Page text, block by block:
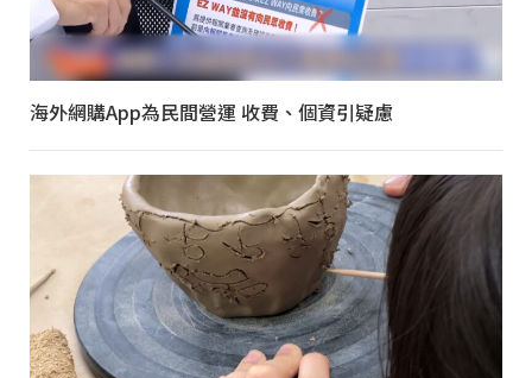
海外網購App為民間營運 收費、個資引疑慮